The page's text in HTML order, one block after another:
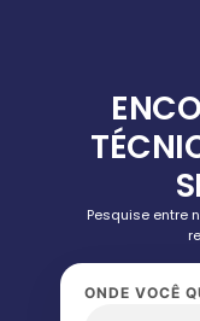
Pesquise entre
ONDE VOCÊ